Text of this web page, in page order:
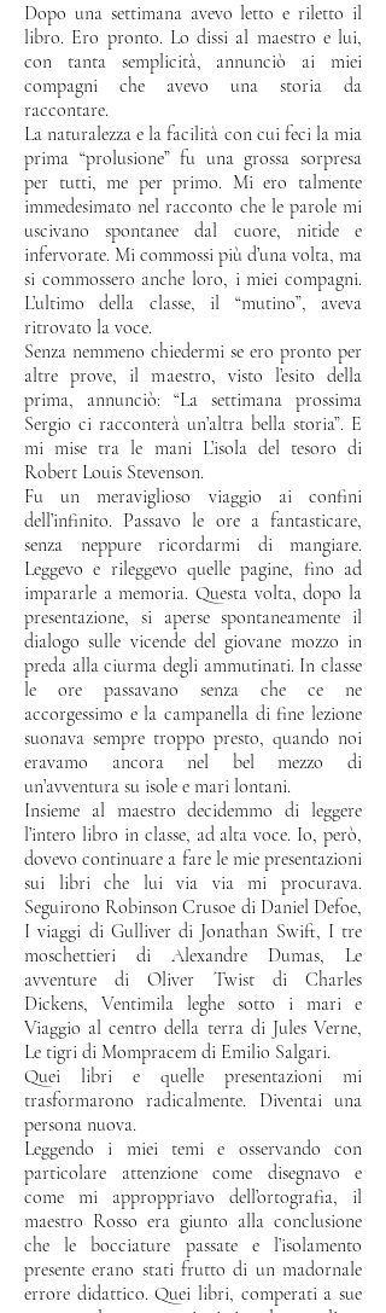
Dopo una settimana avevo letto e riletto il
libro. Ero pronto. Lo dissi al maestro e lui,
con tanta semplicità, annunciò ai miei
compagni che avevo una storia da
raccontare.
La naturalezza e la facilità con cui feci la mia
prima “prolusione” fu una grossa sorpresa
per tutti, me per primo. Mi ero talmente
immedesimato nel racconto che le parole mi
uscivano spontanee dal cuore, nitide e
infervorate. Mi commossi più d’una volta, ma
si commossero anche loro, i miei compagni.
L’ultimo della classe, il “mutino”, aveva
ritrovato la voce.
Senza nemmeno chiedermi se ero pronto per
altre prove, il maestro, visto l’esito della
prima, annunciò: “La settimana prossima
Sergio ci racconterà un’altra bella storia”. E
mi mise tra le mani L’isola del tesoro di
Robert Louis Stevenson.
Fu un meraviglioso viaggio ai confini
dell’infinito. Passavo le ore a fantasticare,
senza neppure ricordarmi di mangiare.
Leggevo e rileggevo quelle pagine, fino ad
impararle a memoria. Questa volta, dopo la
presentazione, si aperse spontaneamente il
dialogo sulle vicende del giovane mozzo in
preda alla ciurma degli ammutinati. In classe
le ore passavano senza che ce ne
accorgessimo e la campanella di fine lezione
suonava sempre troppo presto, quando noi
eravamo ancora nel bel mezzo di
un’avventura su isole e mari lontani.
Insieme al maestro decidemmo di leggere
l’intero libro in classe, ad alta voce. Io, però,
dovevo continuare a fare le mie presentazioni
sui libri che lui via via mi procurava.
Seguirono Robinson Crusoe di Daniel Defoe,
I viaggi di Gulliver di Jonathan Swift, I tre
moschettieri di Alexandre Dumas, Le
avventure di Oliver Twist di Charles
Dickens, Ventimila leghe sotto i mari e
Viaggio al centro della terra di Jules Verne,
Le tigri di Mompracem di Emilio Salgari.
Quei libri e quelle presentazioni mi
trasformarono radicalmente. Diventai una
persona nuova.
Leggendo i miei temi e osservando con
particolare attenzione come disegnavo e
come mi approppriavo dell’ortografia, il
maestro Rosso era giunto alla conclusione
che le bocciature passate e l’isolamento
presente erano stati frutto di un madornale
errore didattico. Quei libri, comperati a sue